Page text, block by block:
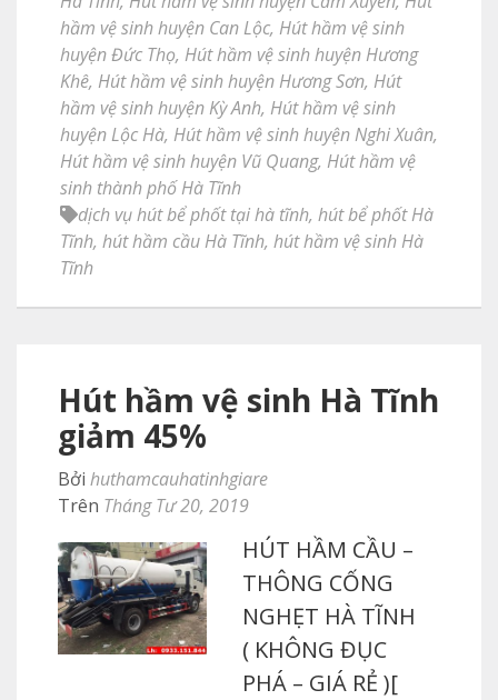
hầm vệ sinh huyện Can Lộc, Hút hầm vệ sinh
huyện Đức Thọ, Hút hầm vệ sinh huyện Hương
Khê, Hút hầm vệ sinh huyện Hương Sơn, Hút
hầm vệ sinh huyện Kỳ Anh, Hút hầm vệ sinh
huyện Lộc Hà, Hút hầm vệ sinh huyện Nghi Xuân,
Hút hầm vệ sinh huyện Vũ Quang, Hút hầm vệ
sinh thành phố Hà Tĩnh
dịch vụ hút bể phốt tại hà tĩnh, hút bể phốt Hà
Tĩnh, hút hầm cầu Hà Tĩnh, hút hầm vệ sinh Hà
Tĩnh
Hút hầm vệ sinh Hà Tĩnh
giảm 45%
Bởi huthamcauhatinhgiare
Trên Tháng Tư 20, 2019
HÚT HẦM CẦU –
THÔNG CỐNG
NGHẸT HÀ TĨNH
( KHÔNG ĐỤC
PHÁ – GIÁ RẺ )[